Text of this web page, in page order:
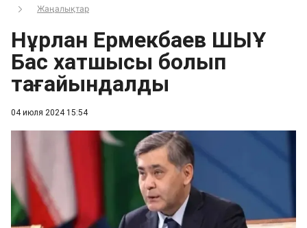
Жаңалықтар
04 июля 2024 15:54
Нұрлан Ермекбаев ШЫҰ
Бас хатшысы болып
тағайындалды